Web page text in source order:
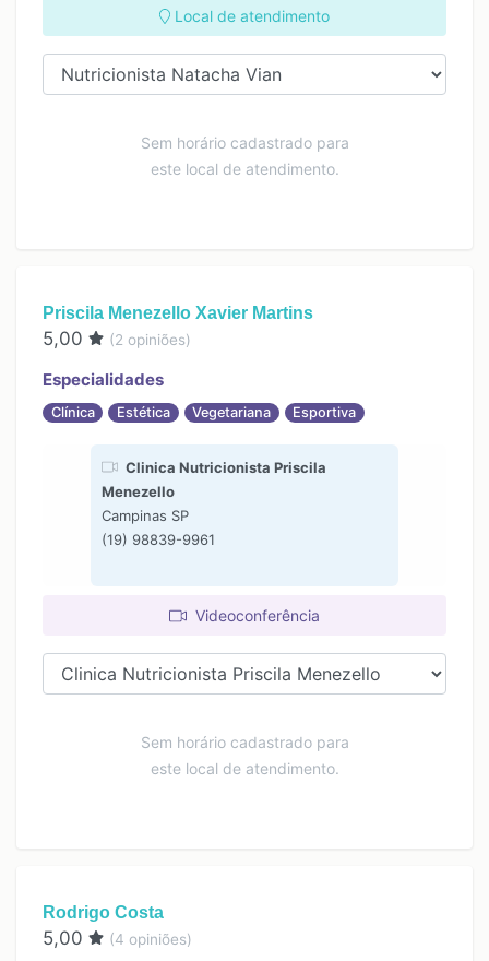
Local de atendimento
Sem horário cadastrado para
este local de atendimento.
Priscila Menezello Xavier Martins
5,00 (2 opiniões)
Especialidades
Clínica Estética Vegetariana Esportiva
Clinica Nutricionista Priscila
Menezello
Campinas SP
(19) 98839-9961
Videoconferência
Sem horário cadastrado para
este local de atendimento.
Rodrigo Costa
5,00 (4 opiniões)